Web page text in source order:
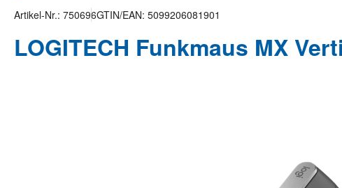
Artikel-Nr.: 750696GTIN/EAN: 5099206081901
LOGITECH Funkmaus MX